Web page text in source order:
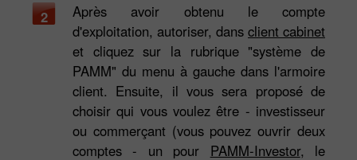
2
Après avoir obtenu le compte
d'exploitation, autoriser, dans client cabinet
et cliquez sur la rubrique "système de
PAMM" du menu à gauche dans l'armoire
client. Ensuite, il vous sera proposé de
choisir qui vous voulez être - investisseur
ou commerçant (vous pouvez ouvrir deux
comptes - un pour PAMM-Investor, le